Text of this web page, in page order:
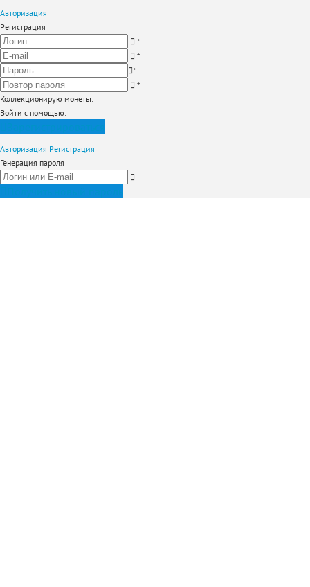
Авторизация
Регистрация
*
*
*
*
Коллекционирую монеты:
Войти с помощью:
Авторизация Регистрация
Генерация пароля